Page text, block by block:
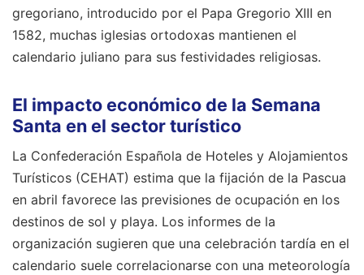
gregoriano, introducido por el Papa Gregorio XIII en
1582, muchas iglesias ortodoxas mantienen el
calendario juliano para sus festividades religiosas.
El impacto económico de la Semana
Santa en el sector turístico
La Confederación Española de Hoteles y Alojamientos
Turísticos (CEHAT) estima que la fijación de la Pascua
en abril favorece las previsiones de ocupación en los
destinos de sol y playa. Los informes de la
organización sugieren que una celebración tardía en el
calendario suele correlacionarse con una meteorología